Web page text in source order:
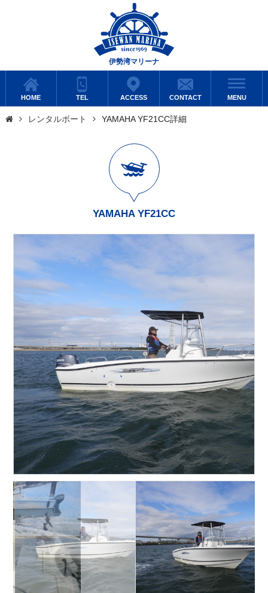
伊勢湾マリーナ
HOME TEL ACCESS CONTACT MENU
レンタルボート YAMAHA YF21CC詳細
YAMAHA YF21CC